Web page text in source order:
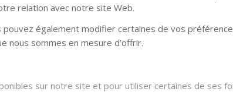
relation avec notre site Web.
également modifier certaines de vos
nous sommes en mesure d’offrir.
sur notre site et pour utiliser certaines de ses